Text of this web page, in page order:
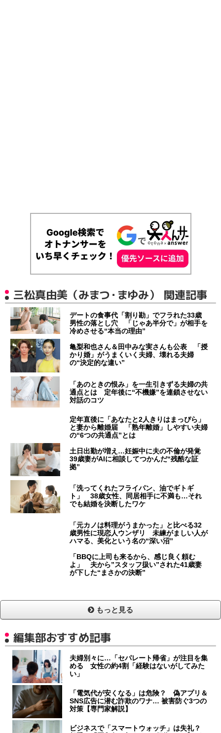
三松真由美（みまつ・まゆみ） 関連記事
デートの食事代「割り勘」でフラれた33歳
男性の落とし穴 「じゃあ半分で」が相手を
冷めさせる“本当の理由”
亀梨和也さん＆田中みな実さんも公表 「授
かり婚」がうまくいく夫婦、壊れる夫婦
の“決定的な違い”
「あのときの恨み」を一生引きずる夫婦の共
通点とは 定年後に“不機嫌”を連鎖させない
対話のコツ
定年直後に「あなたと2人きりはまっぴら」
と妻から離婚届 「熟年離婚」しやすい夫婦
の“6つの共通点”とは
土日出勤が増え…妊娠中に夫の不倫が発覚
39歳妻がAIに相談してつかんだ“残酷な証
拠”
「洗ってくれたフライパン、油でギトギ
ト」 38歳女性、同居相手に不満も…それ
でも結婚を決断したワケ
「元カノは料理がうまかった」と比べる32
歳男性に現恋人ウンザリ 未練がましい人が
ハマる、美化という名の“深い沼”
「BBQに上司も来るから、感じ良く頼む
よ」 夫から”スタッフ扱い”された41歳妻
が下した“まさかの決断”
もっと見る
編集部おすすめ記事
夫婦別々に…「セパレート帰省」が注目を集
める 女性の約4割「経験はないがしてみた
い」
「電気代が安くなる」は危険？ 偽アプリ＆
SNS広告に潜む詐欺のワナ… 被害防ぐ3つの
対策【専門家解説】
ビジネスで「スマートウォッチ」は失礼？